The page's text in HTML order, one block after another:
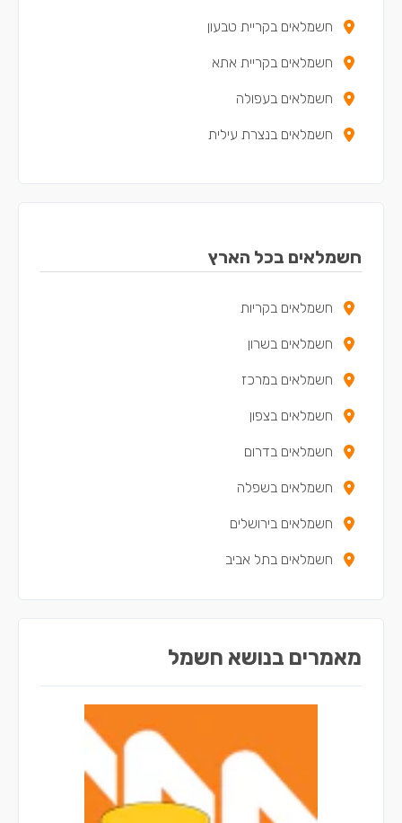
חשמלאים בקריית טבעון
חשמלאים בקריית אתא
חשמלאים בעפולה
חשמלאים בנצרת עילית
חשמלאים בקריית ים
חשמלאים במגדל העמק
חשמלאים בנשר
חשמלאים במעלות-תרשיחא
חשמלאים ביקנעם עילית
חשמלאים בטירת כרמל
חשמלאים בבית שאן
חשמלאים בנצרת
חשמלאים בקריית חיים
חשמלאים בסח'נין
חשמלאים בדאלית אל-כרמל
חשמלאים ברכסים
חשמלאים בכפר יאסיף
חשמלאים בכל הארץ
חשמלאים בקריות
חשמלאים בשרון
חשמלאים במרכז
חשמלאים בצפון
חשמלאים בדרום
חשמלאים בשפלה
חשמלאים בירושלים
חשמלאים בתל אביב
מאמרים בנושא חשמל